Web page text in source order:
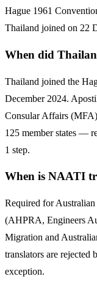
Hague 1961
Thailand joined on 22
When did
Thailand joined the
December 2024.
Consular Affairs
125 member states —
1 step.
When is NAATI
Required for
(AHPRA, Engineers
Migration and
translators are
exception.